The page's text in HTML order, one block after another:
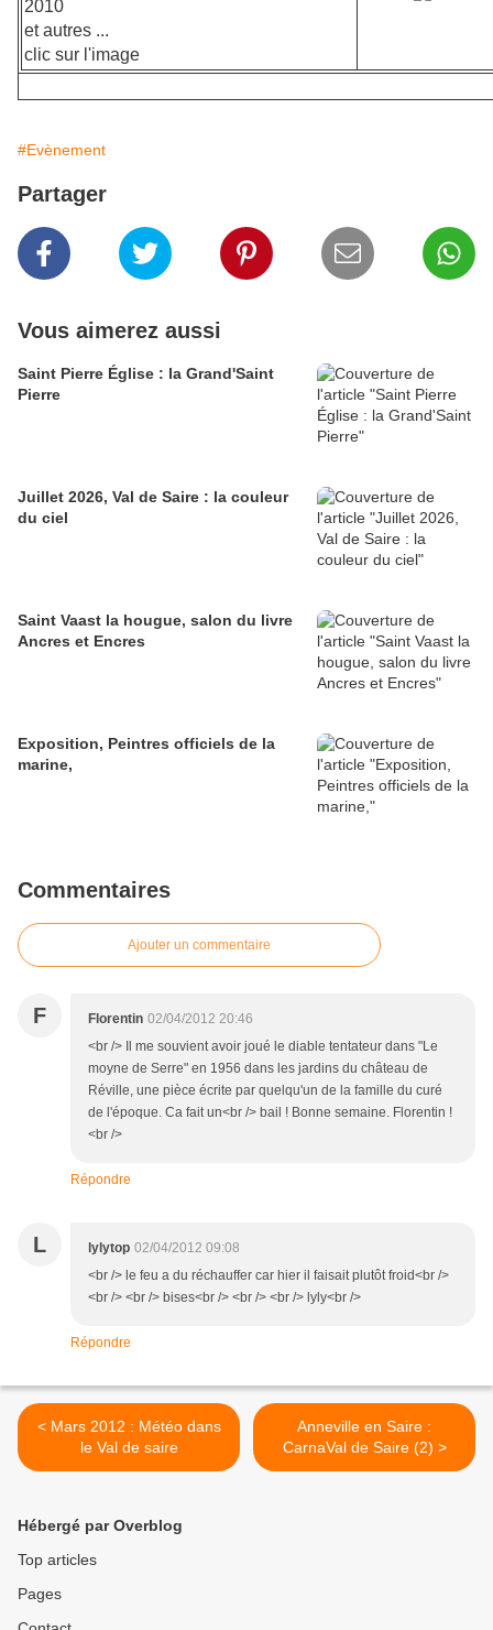
2010
et autres ...
clic sur l'image
#Evènement
Partager
Vous aimerez aussi
Saint Pierre Église : la Grand'Saint
Pierre
Juillet 2026, Val de Saire : la couleur
du ciel
Saint Vaast la hougue, salon du livre
Ancres et Encres
Exposition, Peintres officiels de la
marine,
Commentaires
Ajouter un commentaire
F Florentin 02/04/2012 20:46
<br /> Il me souvient avoir joué le diable tentateur dans "Le
moyne de Serre" en 1956 dans les jardins du château de
Réville, une pièce écrite par quelqu'un de la famille du curé
de l'époque. Ca fait un<br /> bail ! Bonne semaine. Florentin !
<br />
Répondre
L lylytop 02/04/2012 09:08
<br /> le feu a du réchauffer car hier il faisait plutôt froid<br />
<br /> <br /> bises<br /> <br /> <br /> lyly<br />
Répondre
< Mars 2012 : Météo dans
le Val de saire
Anneville en Saire :
CarnaVal de Saire (2) >
Hébergé par Overblog
Top articles
Pages